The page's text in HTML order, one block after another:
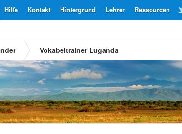
Ressourcen
Lehrer
Hintergrund
Kontakt
Hilfe
Vokabeltrainer Luganda